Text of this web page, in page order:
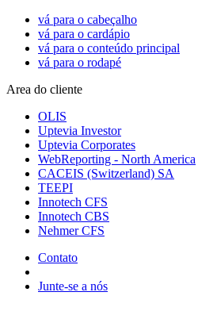
vá para o cabeçalho
vá para o cardápio
vá para o conteúdo principal
vá para o rodapé
Area do cliente
OLIS
Uptevia Investor
Uptevia Corporates
WebReporting - North America
CACEIS (Switzerland) SA
TEEPI
Innotech CFS
Innotech CBS
Nehmer CFS
Contato
Junte-se a nós